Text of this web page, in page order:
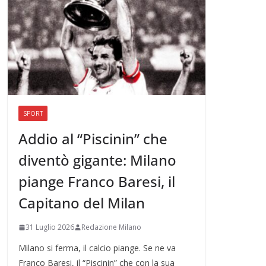
SPORT
Addio al “Piscinin” che
diventò gigante: Milano
piange Franco Baresi, il
Capitano del Milan
31 Luglio 2026 Redazione Milano
Milano si ferma, il calcio piange. Se ne va
Franco Baresi, il “Piscinin” che con la sua